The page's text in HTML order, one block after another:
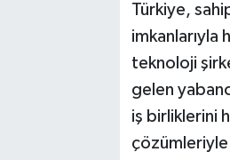
Türkiye,
imkanlarıyla
teknoloji
gelen
iş birliklerini
çözümleriyle